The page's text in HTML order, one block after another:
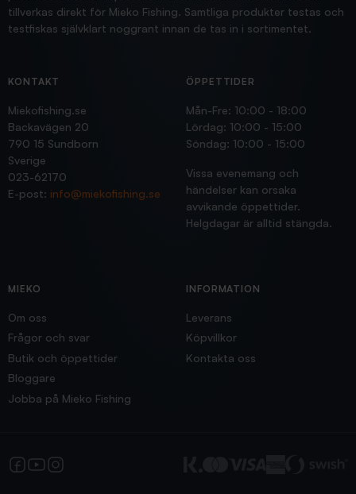
tillverkas direkt för Mieko Fishing. Samtliga produkter testas och
testfiskas självklart noggrant innan de tas in i sortimentet.
KONTAKT
Miekofishing.se
Backavägen 20
790 15 Sundborn
Sverige
023-62170
E-post: info@miekofishing.se
ÖPPETTIDER
Mån-Fre: 10:00 - 18:00
Lördag: 10:00 - 15:00
Söndag: 10:00 - 15:00
Vissa evenemang och
händelser kan orsaka
avvikande öppettider.
Helgdagar är alltid stängda.
MIEKO
Om oss
Frågor och svar
Butik och öppettider
Bloggare
Jobba på Mieko Fishing
INFORMATION
Leverans
Köpvillkor
Kontakta oss
Facebook
YouTubeInstagram